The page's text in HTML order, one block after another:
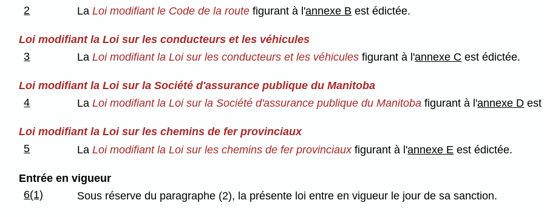
2
LaLoi modifiant le Code de la routefigurant à l'annexe B est édictée.
Loi modifiant la Loi sur les conducteurs et les véhicules
3
LaLoi modifiant la Loi sur les conducteurs et les véhiculesfigurant à l'annexe C est édictée.
Loi modifiant la Loi sur la Société d'assurance publique du Manitoba
4
LaLoi modifiant la Loi sur la Société d'assurance publique du Manitobafigurant à l'annexe D est
Loi modifiant la Loi sur les chemins de fer provinciaux
5
LaLoi modifiant la Loi sur les chemins de fer provinciauxfigurant à l'annexe E est édictée.
Entrée en vigueur
6(1)
Sous réserve du paragraphe (2), la présente loi entre en vigueur le jour de sa sanction.